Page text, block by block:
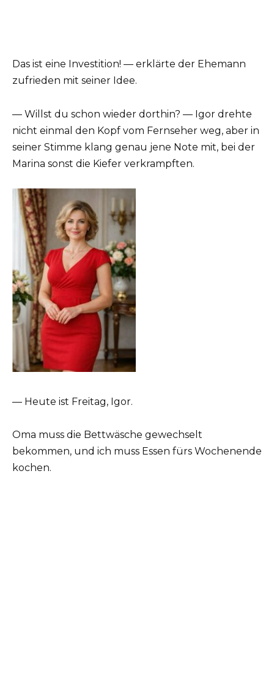
Das ist eine Investition! — erklärte der Ehemann
zufrieden mit seiner Idee.
— Willst du schon wieder dorthin? — Igor drehte
nicht einmal den Kopf vom Fernseher weg, aber in
seiner Stimme klang genau jene Note mit, bei der
Marina sonst die Kiefer verkrampften.
— Heute ist Freitag, Igor.
Oma muss die Bettwäsche gewechselt
bekommen, und ich muss Essen fürs Wochenende
kochen.